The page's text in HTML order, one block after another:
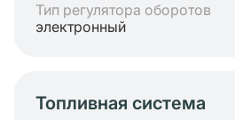
Тип регулятора оборотов
электронный
Топливная система